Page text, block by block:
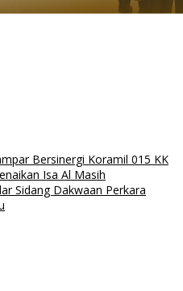
Bersinergi Koramil 015 KK
Isa Al Masih
Sidang Dakwaan Perkara